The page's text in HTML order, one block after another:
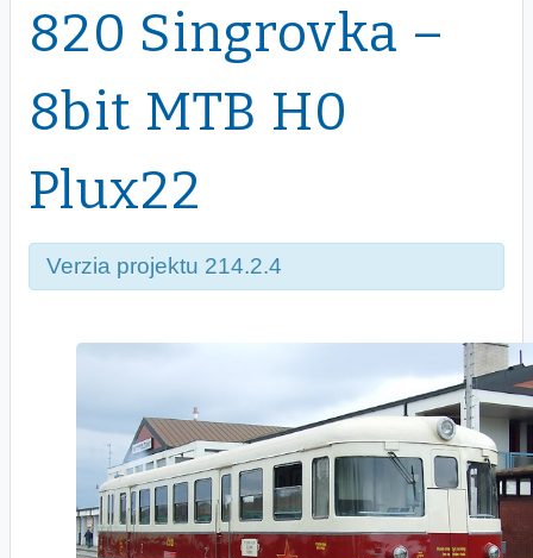
820 Singrovka –
8bit MTB H0
Plux22
Verzia projektu 214.2.4